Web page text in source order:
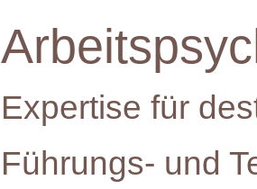
Expertise für
Führungs- und